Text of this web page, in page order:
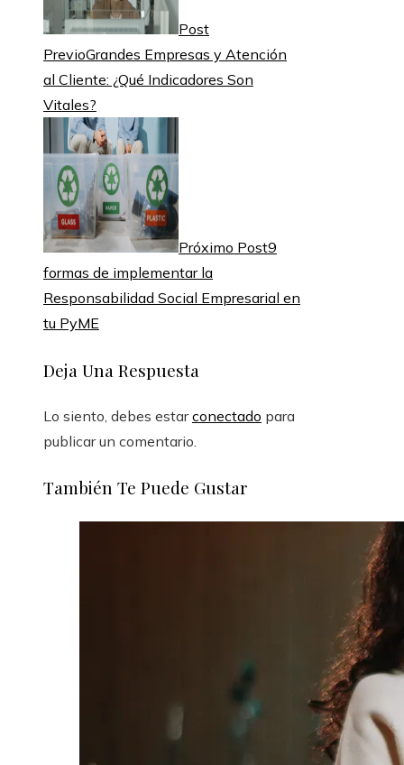
Post
PrevioGrandes Empresas y Atención
al Cliente: ¿Qué Indicadores Son
Vitales?
Próximo Post9
formas de implementar la
Responsabilidad Social Empresarial en
tu PyME
Deja Una Respuesta
Lo siento, debes estarconectado para
publicar un comentario.
También Te Puede Gustar